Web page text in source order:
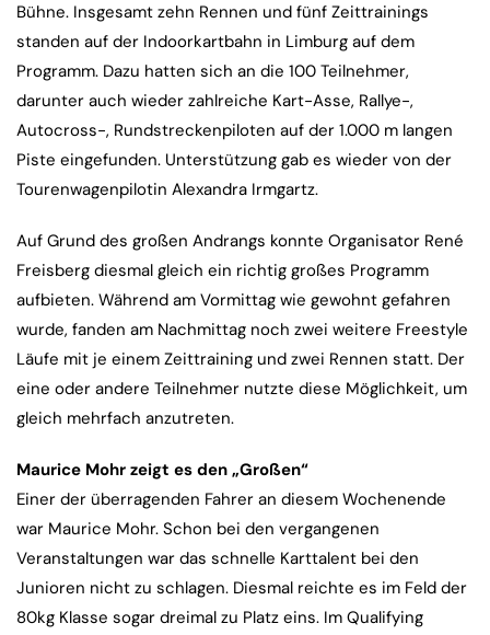
Bühne. Insgesamt zehn Rennen und fünf Zeittrainings
standen auf der Indoorkartbahn in Limburg auf dem
Programm. Dazu hatten sich an die 100 Teilnehmer,
darunter auch wieder zahlreiche Kart-Asse, Rallye-,
Autocross-, Rundstreckenpiloten auf der 1.000 m langen
Piste eingefunden. Unterstützung gab es wieder von der
Tourenwagenpilotin Alexandra Irmgartz.
Auf Grund des großen Andrangs konnte Organisator René
Freisberg diesmal gleich ein richtig großes Programm
aufbieten. Während am Vormittag wie gewohnt gefahren
wurde, fanden am Nachmittag noch zwei weitere Freestyle
Läufe mit je einem Zeittraining und zwei Rennen statt. Der
eine oder andere Teilnehmer nutzte diese Möglichkeit, um
gleich mehrfach anzutreten.
Maurice Mohr zeigt es den „Großen“
Einer der überragenden Fahrer an diesem Wochenende
war Maurice Mohr. Schon bei den vergangenen
Veranstaltungen war das schnelle Karttalent bei den
Junioren nicht zu schlagen. Diesmal reichte es im Feld der
80kg Klasse sogar dreimal zu Platz eins. Im Qualifying